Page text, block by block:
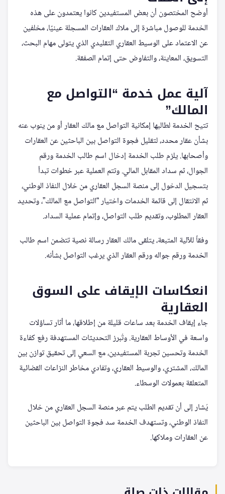
أوضح المختصون أن بعض المستفيدين كانوا يعتمدون على هذه
الخدمة للوصول مباشرة إلى ملاك العقارات المسجلة عينيًا، مخلفين
عن الاعتماد على الوسيط العقاري التقليدي الذي يتولى مهام البحث،
التسويق، المعاينة، والتفاوض حتى إتمام الصفقة.
آلية عمل خدمة “التواصل مع
المالك”
تتيح الخدمة لطالبها إمكانية التواصل مع مالك العقار أو من ينوب عنه
بشأن عقار محدد، لتقليل فجوة التواصل بين الباحثين عن العقارات
وأصحابها. يلزم طلب الخدمة إدخال اسم طالب الخدمة ورقم
الجوال، ثم سداد المقابل المالي. وتتم العملية عبر خطوات تبدأ
بتسجيل الدخول إلى منصة السجل العقاري من خلال النفاذ الوطني،
ثم الانتقال إلى قائمة الخدمات واختيار “التواصل مع المالك”، وتحديد
العقار المطلوب، وتقديم طلب التواصل، وإتمام عملية السداد.
وفقاً للآلية المتبعة، يتلقى مالك العقار رسالة نصية تتضمن اسم طالب
الخدمة ورقم جواله ورقم العقار الذي يرغب التواصل بشأنه.
انعكاسات الإيقاف على السوق
العقارية
جاء إيقاف الخدمة بعد ساعات قليلة من إطلاقها، ما أثار تساؤلات
واسعة في الأوساط العقارية. وتُبرز التحديثات المستهدفة رفع كفاءة
الخدمة وتحسين تجربة المستفيدين، مع السعي إلى تحقيق توازن بين
المالك، المشتري، والوسيط العقاري، وتفادي مخاطر النزاعات القضائية
المتعلقة بعمولات الوسطاء.
يُشار إلى أن تقديم الطلب يتم عبر منصة السجل العقاري من خلال
النفاذ الوطني، وتستهدف الخدمة سد فجوة التواصل بين الباحثين
عن العقارات وملاكها.